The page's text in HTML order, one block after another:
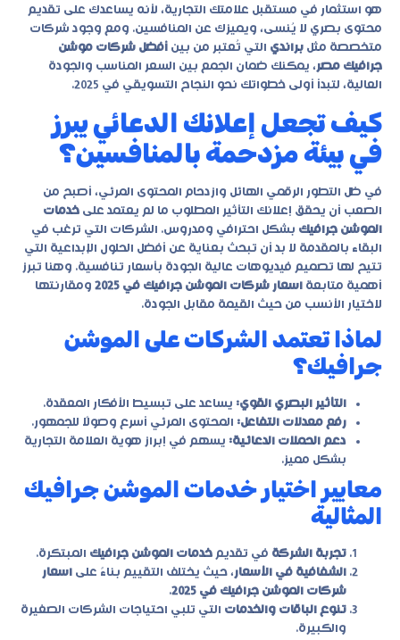
هو استثمار في مستقبل علامتك التجارية، لأنه يساعدك على تقديم
محتوى بصري لا يُنسى، ويميزك عن المنافسين. ومع وجود شركات
متخصصة مثل براندي التي تُعتبر من بين أفضل شركات موشن
جرافيك مصر، يمكنك ضمان الجمع بين السعر المناسب والجودة
العالية، لتبدأ أولى خطواتك نحو النجاح التسويقي في 2025.
كيف تجعل إعلانك الدعائي يبرز
في بيئة مزدحمة بالمنافسين؟
في ظل التطور الرقمي الهائل وازدحام المحتوى المرئي، أصبح من
الصعب أن يحقق إعلانك التأثير المطلوب ما لم يعتمد على خدمات
الموشن جرافيك بشكل احترافي ومدروس. الشركات التي ترغب في
البقاء بالمقدمة لا بد أن تبحث بعناية عن أفضل الحلول الإبداعية التي
تتيح لها تصميم فيديوهات عالية الجودة بأسعار تنافسية. وهنا تبرز
أهمية متابعة اسعار شركات الموشن جرافيك في 2025
ومقارنتها
لاختيار الأنسب من حيث القيمة مقابل الجودة.
لماذا تعتمد الشركات على الموشن
جرافيك؟
التأثير البصري القوي: يساعد على تبسيط الأفكار المعقدة.
رفع معدلات التفاعل: المحتوى المرئي أسرع وصولًا للجمهور.
دعم الحملات الدعائية: يسهم في إبراز هوية العلامة التجارية
بشكل مميز.
معايير اختيار خدمات الموشن جرافيك
المثالية
تجربة الشركة في تقديم خدمات الموشن جرافيك المبتكرة.
الشفافية في الأسعار، حيث يختلف التقييم بناءً على اسعار
شركات الموشن جرافيك في 2025
.
تنوع الباقات والخدمات التي تلبي احتياجات الشركات الصغيرة
والكبيرة.